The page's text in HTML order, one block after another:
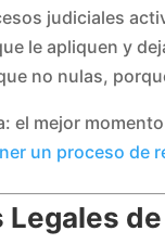
judiciales
le apliquen y
no nulas,
el mejor
un proceso de